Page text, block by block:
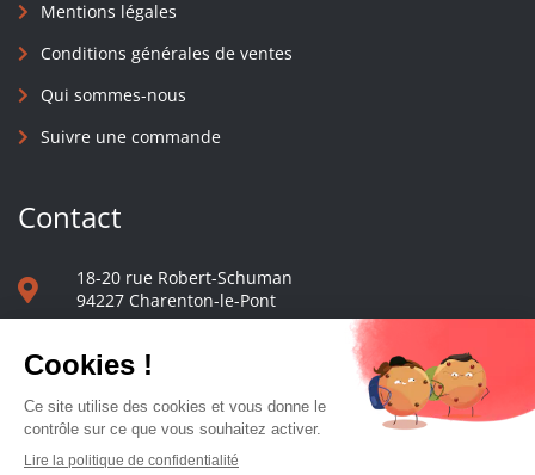
Mentions légales
Conditions générales de ventes
Qui sommes-nous
Suivre une commande
Contact
18-20 rue Robert-Schuman
94227 Charenton-le-Pont